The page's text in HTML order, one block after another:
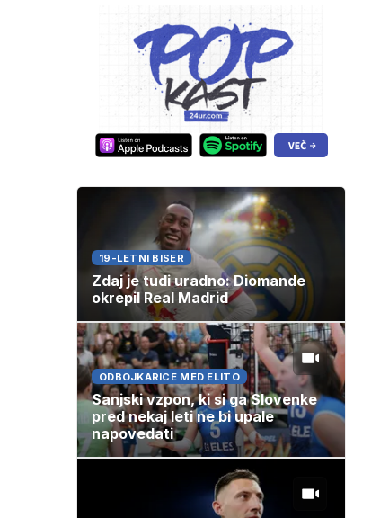
19-LETNI BISER
Zdaj je tudi uradno: Diomande
okrepil Real Madrid
ODBOJKARICE MED ELITO
Sanjski vzpon, ki si ga Slovenke
pred nekaj leti ne bi upale
napovedati